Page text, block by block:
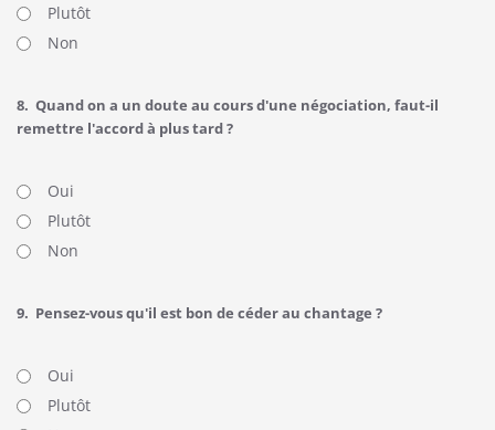
Plutôt
Non
8. Quand on a un doute au cours d'une négociation, faut-il
remettre l'accord à plus tard ?
Oui
Plutôt
Non
9. Pensez-vous qu'il est bon de céder au chantage ?
Oui
Plutôt